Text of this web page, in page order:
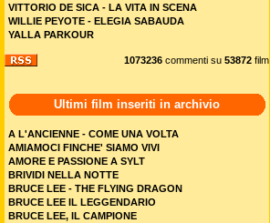
VITTORIO DE SICA - LA VITA IN SCENA
WILLIE PEYOTE - ELEGIA SABAUDA
YALLA PARKOUR
1073236 commenti su 53872 film
Ultimi film inseriti in archivio
A L'ANCIENNE - COME UNA VOLTA
AMIAMOCI FINCHE' SIAMO VIVI
AMORE E PASSIONE A SYLT
BRIVIDI NELLA NOTTE
BRUCE LEE - THE FLYING DRAGON
BRUCE LEE IL LEGGENDARIO
BRUCE LEE, IL CAMPIONE